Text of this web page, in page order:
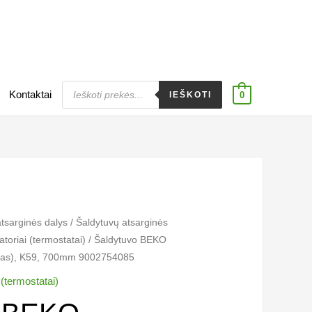
Kontaktai
Products
search
IEŠKOTI 0
dalys / Šaldytuvų atsarginės
(termostatai) / Šaldytuvo BEKO
K59, 700mm 9002754085